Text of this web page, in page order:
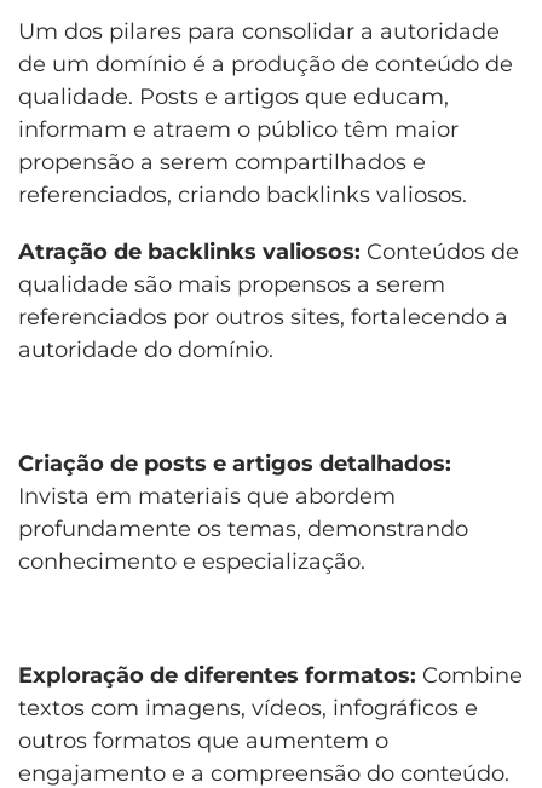
Um dos pilares para consolidar a autoridade
de um domínio é a produção de conteúdo de
qualidade. Posts e artigos que educam,
informam e atraem o público têm maior
propensão a serem compartilhados e
referenciados, criando backlinks valiosos.
Atração de backlinks valiosos: Conteúdos de
qualidade são mais propensos a serem
referenciados por outros sites, fortalecendo a
autoridade do domínio.
Criação de posts e artigos detalhados:
Invista em materiais que abordem
profundamente os temas, demonstrando
conhecimento e especialização.
Exploração de diferentes formatos: Combine
textos com imagens, vídeos, infográficos e
outros formatos que aumentem o
engajamento e a compreensão do conteúdo.